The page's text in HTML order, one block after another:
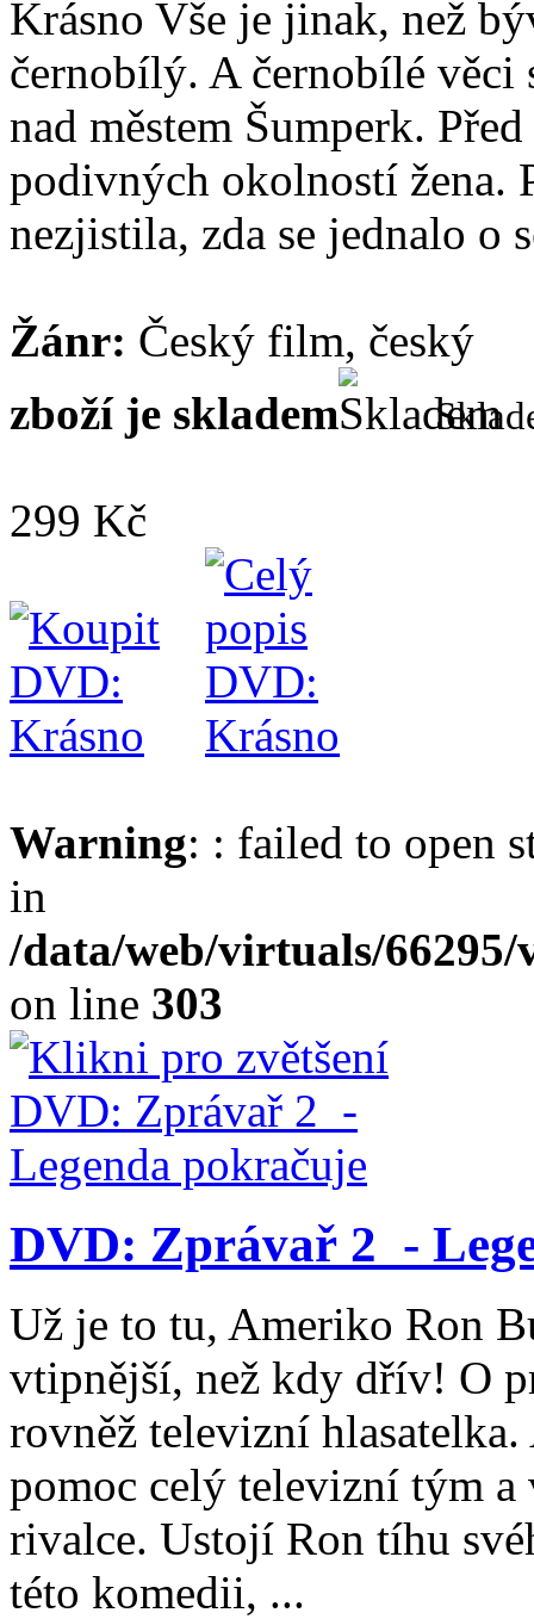
Krásno Vše je jinak, než
černobílý. A černobílé věci
nad městem Šumperk.
podivných okolností žena.
nezjistila, zda se jednalo o
Žánr: Český film, český
zboží je skladem
299 Kč
Warning: : failed to open
in
/data/web/virtuals/
on line 303
DVD: Zprávař 2 -
Už je to tu, Ameriko Ron
vtipnější, než kdy dřív! O
rovněž televizní hlasatelka.
pomoc celý televizní tým a
rivalce. Ustojí Ron tíhu
této komedii, ...